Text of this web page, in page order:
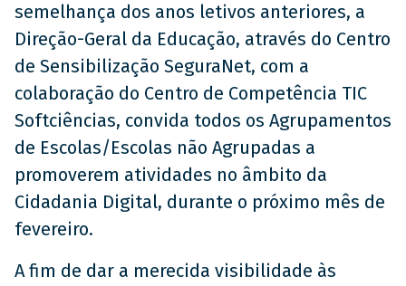
semelhança dos anos letivos anteriores, a
Direção-Geral da Educação, através do Centro
de Sensibilização SeguraNet, com a
colaboração do Centro de Competência TIC
Softciências, convida todos os Agrupamentos
de Escolas/Escolas não Agrupadas a
promoverem atividades no âmbito da
Cidadania Digital, durante o próximo mês de
fevereiro.
A fim de dar a merecida visibilidade às